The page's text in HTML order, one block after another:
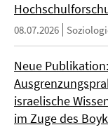
08.07.2026
Neue
israelische
im Zuge des